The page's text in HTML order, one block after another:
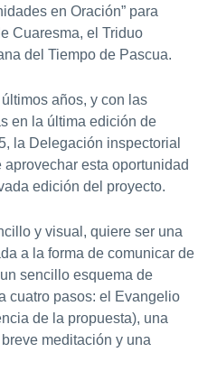
en Oración” para
Cuaresma, el Triduo
del Tiempo de Pascua.
años, y con las
en la última edición de
la Delegación inspectorial
esta oportunidad
edición del proyecto.
y visual, quiere ser una
a la forma de comunicar de
sencillo esquema de
cuatro pasos: el Evangelio
de la propuesta), una
meditación y una